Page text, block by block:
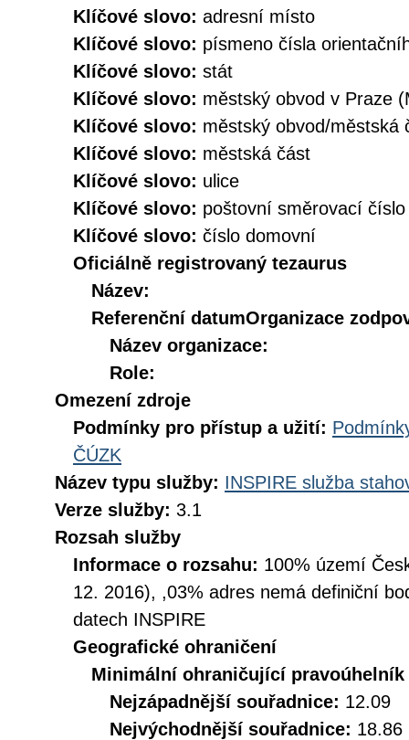
Klíčové slovo: adresní místo
Klíčové slovo: písmeno čísla
Klíčové slovo: stát
Klíčové slovo: městský obvod v Praze
Klíčové slovo: městský obvod/městská
Klíčové slovo: městská část
Klíčové slovo: ulice
Klíčové slovo: poštovní směrovací číslo
Klíčové slovo: číslo domovní
Oficiálně registrovaný tezaurus
Název:
Referenční datumOrganizace
Název organizace:
Role:
Omezení zdroje
Podmínky pro přístup a užití:
ČÚZK
Název typu služby: INSPIRE služba
Verze služby: 3.1
Rozsah služby
Informace o rozsahu: 100% území
12. 2016), ,03% adres nemá definiční
datech INSPIRE
Geografické ohraničení
Minimální ohraničující pravoúhelník
Nejzápadnější souřadnice: 12.09
Nejvýchodnější souřadnice: 18.86